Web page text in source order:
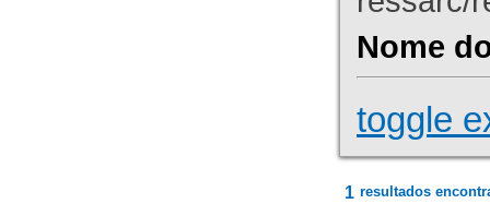
Nome
toggle
1 resultados